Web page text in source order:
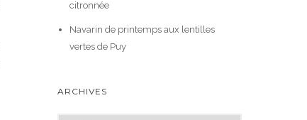
citronnée
Navarin de printemps aux lentilles
vertes de Puy
ARCHIVES